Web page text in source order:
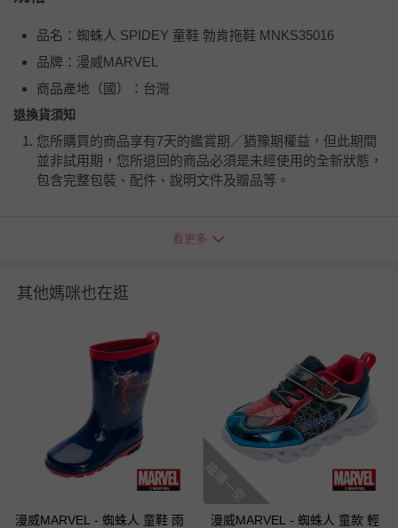
品名：蜘蛛人 SPIDEY 童鞋 勃肯拖鞋 MNKS35016
品牌：漫威MARVEL
商品產地（國）：台灣
退換貨須知
您所購買的商品享有7天的鑑賞期／猶豫期權益，但此期間
並非試用期，您所退回的商品必須是未經使用的全新狀態，
包含完整包裝、配件、說明文件及贈品等。
瑕疵退換貨所產生的運費，將由媽咪愛負責處理，若非瑕疵
並點選『我要退貨』即可進行申請。若有相關退貨問題，請
至媽咪愛LINE@客服ID: @mamilove
針對滿件折/滿額贈…等活動，如因部份退貨，而該訂單保
留商品未達活動門檻，將以原價計算，活動贈品亦需一併退
部分商品依據消費者保護法的規定，不適用七天鑑賞期/猶
豫期範圍：
易於腐敗、保存期限較短或解約時即將逾期（例如生鮮
商品、食品等）。
看更多
其他媽咪也在逛
漫威MARVEL - 蜘蛛人 童鞋 雨
搶購一空
漫威MARVEL - 蜘蛛人 童款 輕